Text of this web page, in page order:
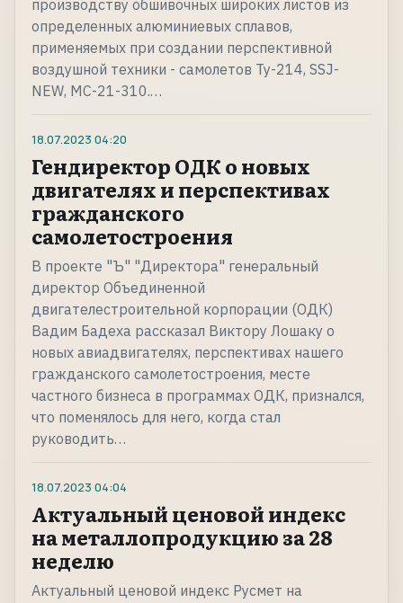
производству обшивочных широких листов из
определенных алюминиевых сплавов,
применяемых при создании перспективной
воздушной техники - самолетов Ту-214, SSJ-
NEW, МС-21-310.…
18.07.2023 04:20
Гендиректор ОДК о новых
двигателях и перспективах
гражданского
самолетостроения
В проекте "Ъ" "Директора" генеральный
директор Объединенной
двигателестроительной корпорации (ОДК)
Вадим Бадеха рассказал Виктору Лошаку о
новых авиадвигателях, перспективах нашего
гражданского самолетостроения, месте
частного бизнеса в программах ОДК, признался,
что поменялось для него, когда стал
руководить…
18.07.2023 04:04
Актуальный ценовой индекс
на металлопродукцию за 28
неделю
Актуальный ценовой индекс Русмет на